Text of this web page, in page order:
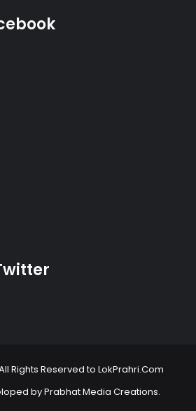
Rights Reserved to LokPrahri.Com
byPrabhat Media Creations.